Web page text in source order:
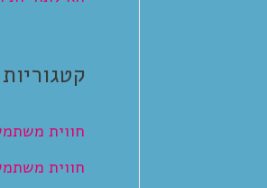
קטגוריות
חווית
חווית